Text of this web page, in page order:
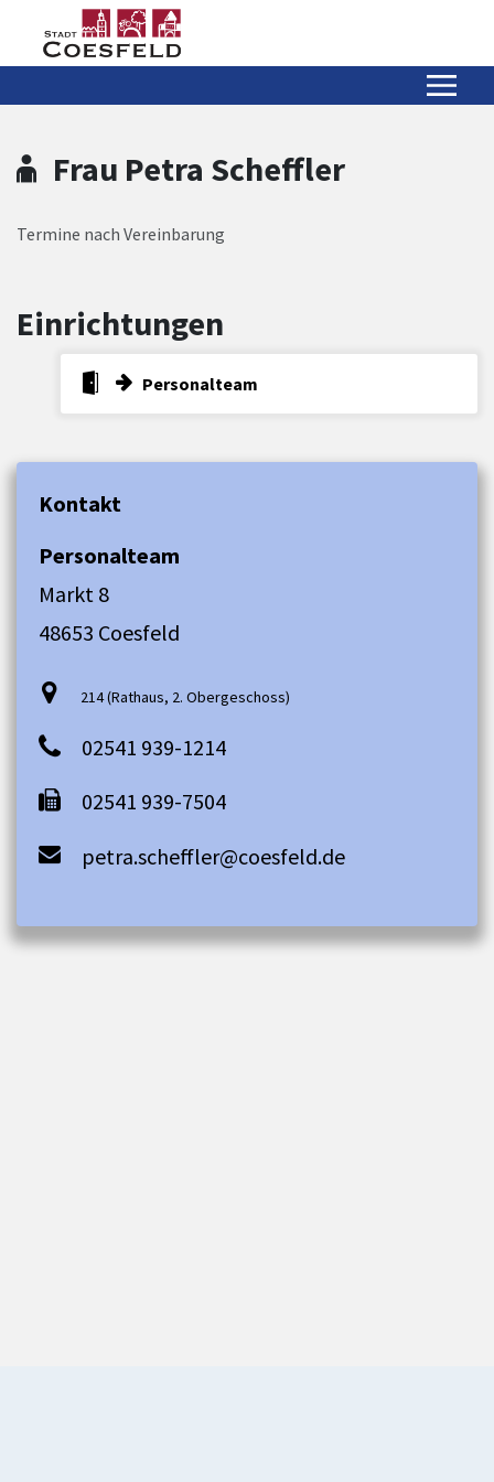
Zum Header
Zum Hauptinhalt
Zum Footer
Zum Hauptinhalt springen
Frau Petra Scheffler
Termine nach Vereinbarung
Einrichtungen
Personalteam
Kontakt
Personalteam
Markt 8
48653 Coesfeld
214 (Rathaus, 2. Obergeschoss)
02541 939-1214
02541 939-7504
petra.scheffler@coesfeld.de